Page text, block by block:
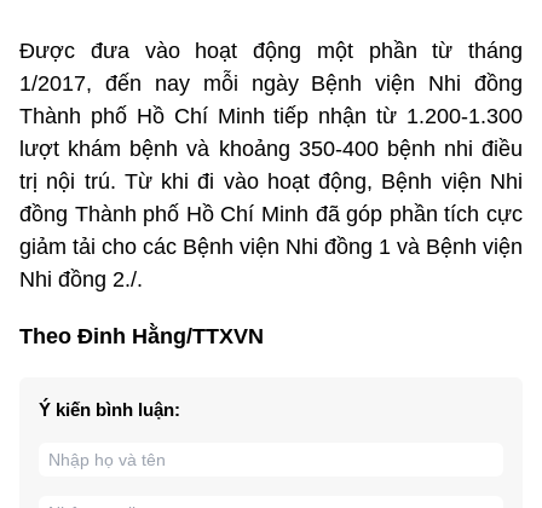
Được đưa vào hoạt động một phần từ tháng
1/2017, đến nay mỗi ngày Bệnh viện Nhi đồng
Thành phố Hồ Chí Minh tiếp nhận từ 1.200-1.300
lượt khám bệnh và khoảng 350-400 bệnh nhi điều
trị nội trú. Từ khi đi vào hoạt động, Bệnh viện Nhi
đồng Thành phố Hồ Chí Minh đã góp phần tích cực
giảm tải cho các Bệnh viện Nhi đồng 1 và Bệnh viện
Nhi đồng 2./.
Theo Đinh Hằng/TTXVN
Ý kiến bình luận: